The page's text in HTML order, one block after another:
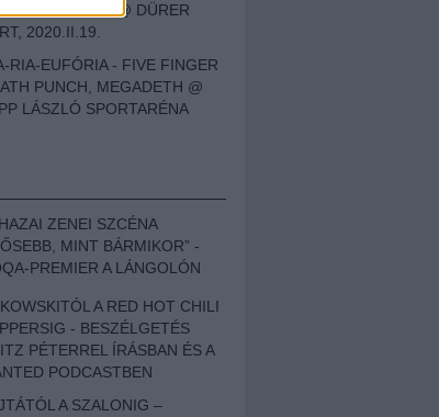
KLONE @ DÜRER
2020.II.19.
RIA-EUFÓRIA - FIVE FINGER
PUNCH, MEGADETH @
LÁSZLÓ SPORTARÉNA
ZENEI SZCÉNA
MINT BÁRMIKOR” -
PREMIER A LÁNGOLÓN
A RED HOT CHILI
- BESZÉLGETÉS
PÉTERREL ÍRÁSBAN ÉS A
PODCASTBEN
A SZALONIG –